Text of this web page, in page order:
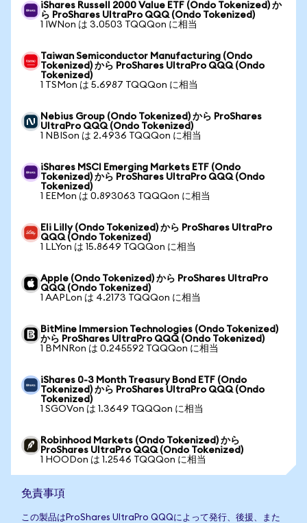
iShares Russell 2000 Value ETF (Ondo Tokenized) か
ら ProShares UltraPro QQQ (Ondo Tokenized)
1 IWNon は 3.0503 TQQQon に相当
Taiwan Semiconductor Manufacturing (Ondo
Tokenized) から ProShares UltraPro QQQ (Ondo
Tokenized)
1 TSMon は 5.6987 TQQQon に相当
Nebius Group (Ondo Tokenized) から ProShares
UltraPro QQQ (Ondo Tokenized)
1 NBISon は 2.4936 TQQQon に相当
iShares MSCI Emerging Markets ETF (Ondo
Tokenized) から ProShares UltraPro QQQ (Ondo
Tokenized)
1 EEMon は 0.893063 TQQQon に相当
Eli Lilly (Ondo Tokenized) から ProShares UltraPro
QQQ (Ondo Tokenized)
1 LLYon は 15.8649 TQQQon に相当
Apple (Ondo Tokenized) から ProShares UltraPro
QQQ (Ondo Tokenized)
1 AAPLon は 4.2173 TQQQon に相当
BitMine Immersion Technologies (Ondo Tokenized)
から ProShares UltraPro QQQ (Ondo Tokenized)
1 BMNRon は 0.245592 TQQQon に相当
iShares 0-3 Month Treasury Bond ETF (Ondo
Tokenized) から ProShares UltraPro QQQ (Ondo
Tokenized)
1 SGOVon は 1.3649 TQQQon に相当
Robinhood Markets (Ondo Tokenized) から
ProShares UltraPro QQQ (Ondo Tokenized)
1 HOODon は 1.2546 TQQQon に相当
免責事項
この製品はProShares UltraPro QQQによって発行、後援、また